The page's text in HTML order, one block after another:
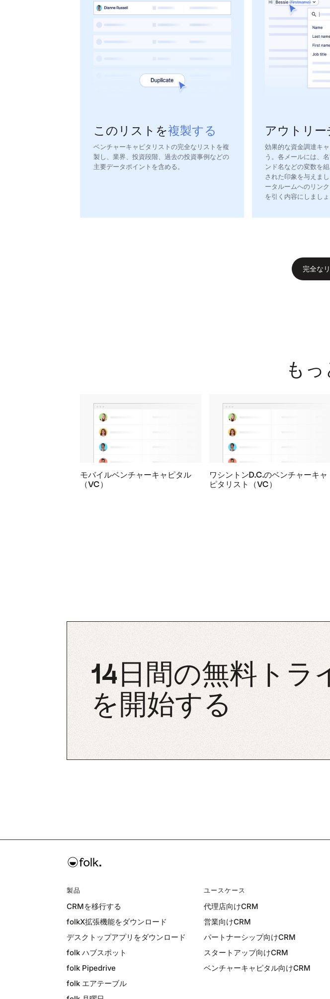
このリストを複製する
ベンチャーキャピタリストの完全なリストを複
製し、業界、投資段階、過去の投資事例などの
主要データポイントを含める。
アウトリー
効果的な資金調達キ
う。各メールには、
ンド名などの変数を
された印象を与えま
ータルームへのリン
を引く内容にしましょ
完全な
もっ
モバイルベンチャーキャピタル
（VC）
ワシントンD.C.のベンチャーキャ
ピタリスト（VC）
14日間の無料トラ
を開始する
製品
CRMを移行する
folkX拡張機能をダウンロード
デスクトップアプリをダウンロード
folk ハブスポット
folk Pipedrive
folk エアテーブル
ユースケース
代理店向けCRM
営業向けCRM
パートナーシップ向けCRM
スタートアップ向けCRM
ベンチャーキャピタル向けCRM